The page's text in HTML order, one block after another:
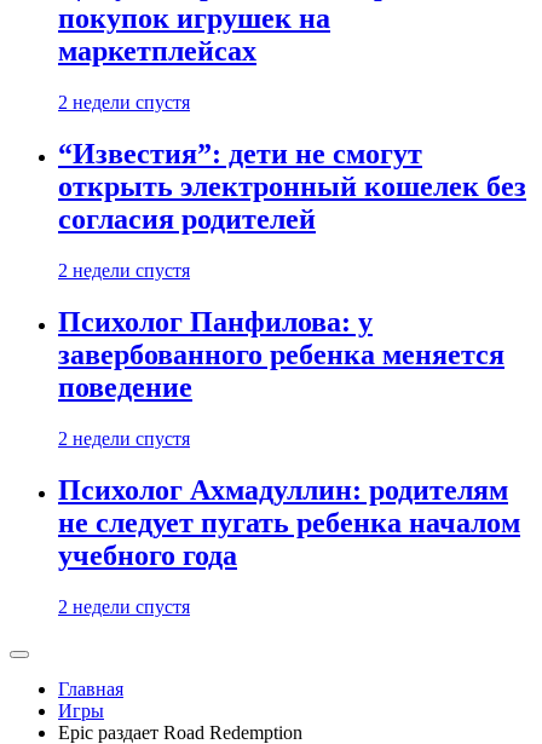
покупок игрушек на
маркетплейсах
2 недели спустя
“Известия”: дети не смогут
открыть электронный кошелек без
согласия родителей
2 недели спустя
Психолог Панфилова: у
завербованного ребенка меняется
поведение
2 недели спустя
Психолог Ахмадуллин: родителям
не следует пугать ребенка началом
учебного года
2 недели спустя
Главная
Игры
Epic раздает Road Redemption